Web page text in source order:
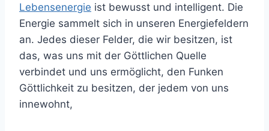
Lebensenergie ist bewusst und intelligent. Die
Energie sammelt sich in unseren Energiefeldern
an. Jedes dieser Felder, die wir besitzen, ist
das, was uns mit der Göttlichen Quelle
verbindet und uns ermöglicht, den Funken
Göttlichkeit zu besitzen, der jedem von uns
innewohnt,